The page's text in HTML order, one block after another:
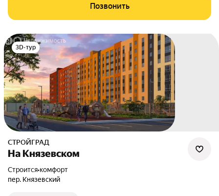
Позвонить
3D-тур
СТРОЙГРАД
На Князевском
Строится•комфорт
пер. Князевский